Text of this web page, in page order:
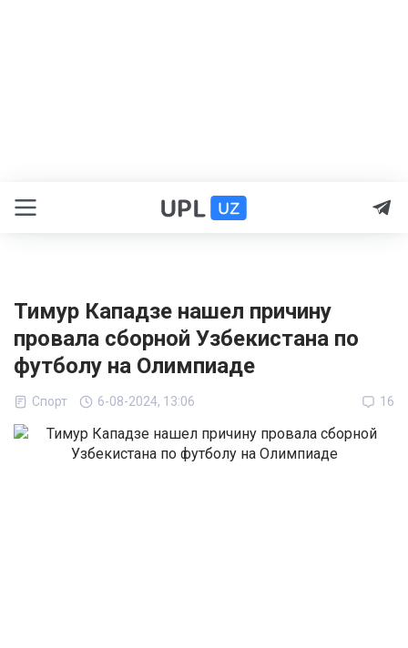
Тимур Кападзе нашел причину
провала сборной Узбекистана по
футболу на Олимпиаде
Спорт 6-08-2024, 13:06 16